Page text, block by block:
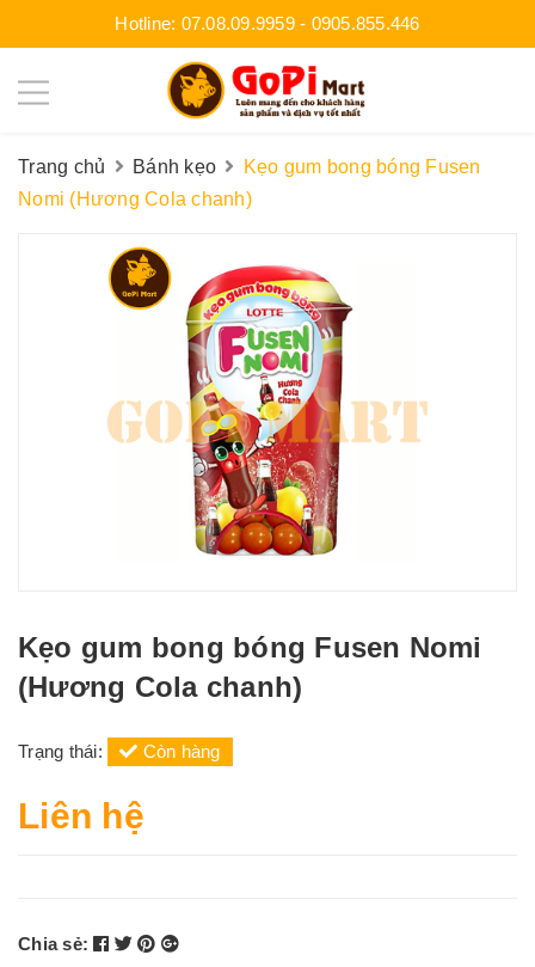
Hotline: 07.08.09.9959- 0905.855.446
Trang chủ Bánh kẹo
Kẹo gum bong bóng Fusen
Nomi (Hương Cola chanh)
Kẹo gum bong bóng Fusen Nomi
(Hương Cola chanh)
Trạng thái: Còn hàng
Liên hệ
Chia sẻ: